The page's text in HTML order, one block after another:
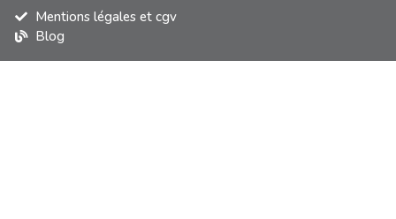
Mentions légales et cgv
Blog